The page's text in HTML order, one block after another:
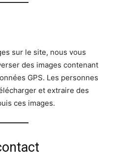
sur le site, nous vous
des images contenant
GPS. Les personnes
et extraire des
ces images.